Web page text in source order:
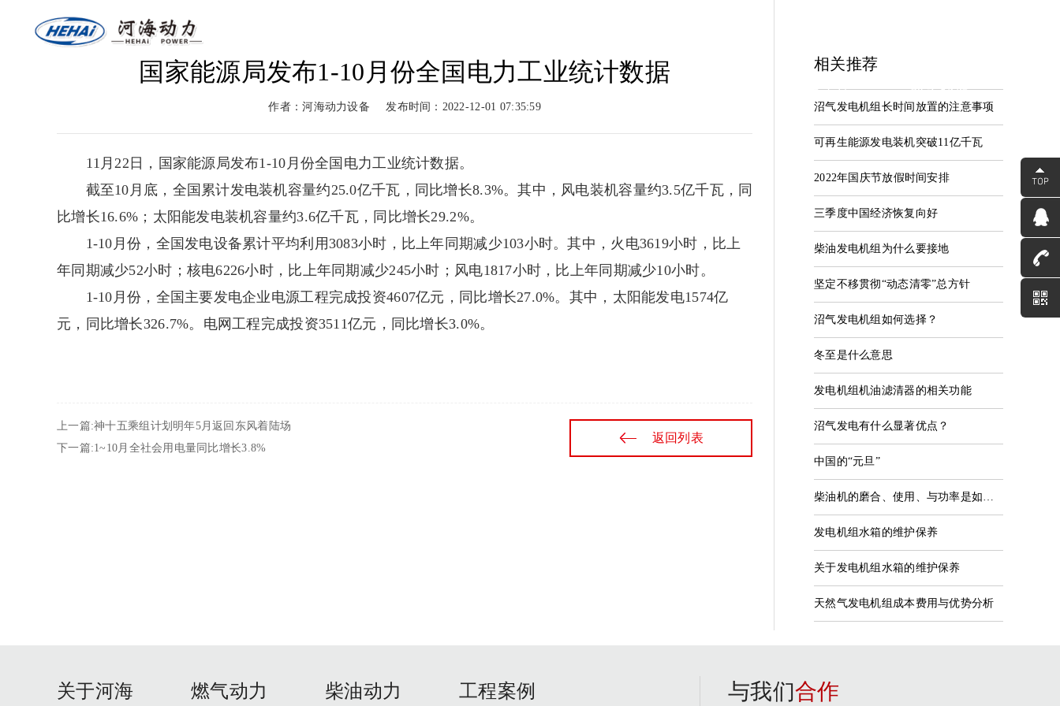
燃气系列
柴油系列
服务支持
服务中心
联系我们
联系河海
国家能源局发布1-10月份全国电力工业统计数据
作者：河海动力设备 发布时间：2022-12-01 07:35:59
11月22日，国家能源局发布1-10月份全国电力工业统计数据。
截至10月底，全国累计发电装机容量约25.0亿千瓦，同比增长8.3%。其中，风电装机容量约3.5亿千瓦，同
比增长16.6%；太阳能发电装机容量约3.6亿千瓦，同比增长29.2%。
1-10月份，全国发电设备累计平均利用3083小时，比上年同期减少103小时。其中，火电3619小时，比上
年同期减少52小时；核电6226小时，比上年同期减少245小时；风电1817小时，比上年同期减少10小时。
1-10月份，全国主要发电企业电源工程完成投资4607亿元，同比增长27.0%。其中，太阳能发电1574亿
元，同比增长326.7%。电网工程完成投资3511亿元，同比增长3.0%。
上一篇:神十五乘组计划明年5月返回东风着陆场
下一篇:1~10月全社会用电量同比增长3.8%
返回列表
相关推荐
沼气发电机组长时间放置的注意事项
可再生能源发电装机突破11亿千瓦
2022年国庆节放假时间安排
三季度中国经济恢复向好
柴油发电机组为什么要接地
坚定不移贯彻“动态清零”总方针
沼气发电机组如何选择？
冬至是什么意思
发电机组机油滤清器的相关功能
沼气发电有什么显著优点？
中国的“元旦”
柴油机的磨合、使用、与功率是如何匹配的
发电机组水箱的维护保养
关于发电机组水箱的维护保养
天然气发电机组成本费用与优势分析
关于河海 燃气动力 柴油动力 工程案例 与我们合作